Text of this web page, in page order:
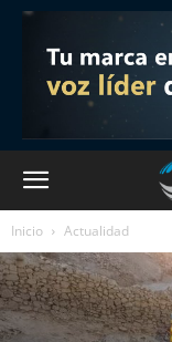
Inicio Actualidad